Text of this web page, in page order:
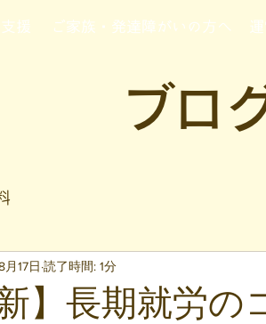
援 ご家族・発達障がいの方へ
ブロ
】長期就労の
17日 読了時間: 1分